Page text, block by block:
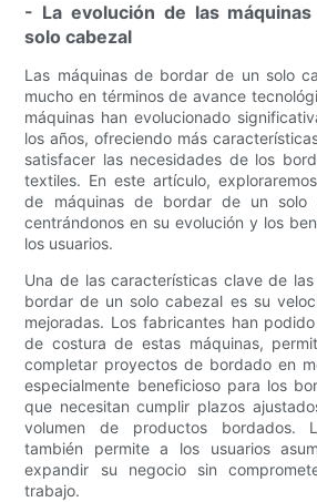
- La evolución de las
solo cabezal
Las máquinas de bordar de un solo
mucho en términos de avance
máquinas han evolucionado
los años, ofreciendo más
satisfacer las necesidades de los
textiles. En este artículo,
de máquinas de bordar de un solo
centrándonos en su evolución y los
los usuarios.
Una de las características clave de
bordar de un solo cabezal es su
mejoradas. Los fabricantes han
de costura de estas máquinas,
completar proyectos de bordado en
especialmente beneficioso para los
que necesitan cumplir plazos
volumen de productos bordados.
también permite a los usuarios
expandir su negocio sin
trabajo.